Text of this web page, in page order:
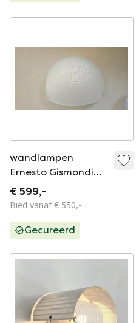
wandlampen
Ernesto Gismondi
voor Artemide,
1980's
€ 599,-
Bied vanaf € 550,-
Gecureerd